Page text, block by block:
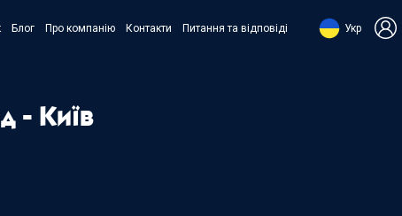
Блог Про компанію Контакти Питання та відповіді Укр
- Київ